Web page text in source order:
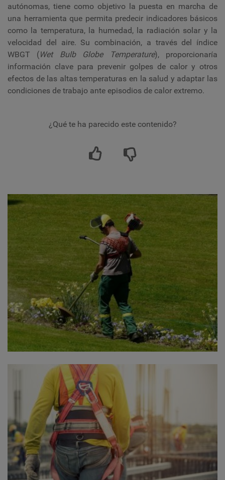
autónomas, tiene como objetivo la puesta en marcha de
una herramienta que permita predecir indicadores básicos
como la temperatura, la humedad, la radiación solar y la
velocidad del aire. Su combinación, a través del índice
WBGT (Wet Bulb Globe Temperature), proporcionaría
información clave para prevenir golpes de calor y otros
efectos de las altas temperaturas en la salud y adaptar las
condiciones de trabajo ante episodios de calor extremo.
¿Qué te ha parecido este contenido?